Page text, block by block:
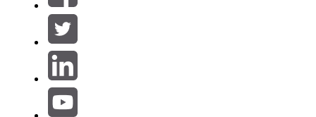
SELECCIONAR FILTROS
Área de productos